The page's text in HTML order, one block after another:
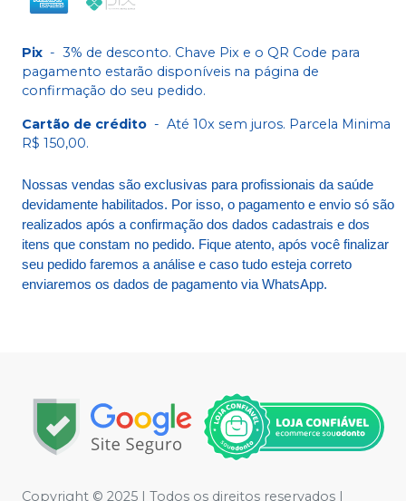
Pix - 3% de desconto. Chave Pix e o QR Code para
pagamento estarão disponíveis na página de
confirmação do seu pedido.
Cartão de crédito - Até 10x sem juros. Parcela Minima
R$ 150,00.
Nossas vendas são exclusivas para profissionais da saúde
devidamente habilitados. Por isso, o pagamento e envio só são
realizados após a confirmação dos dados cadastrais e dos
itens que constam no pedido. Fique atento, após você finalizar
seu pedido faremos a análise e caso tudo esteja correto
enviaremos os dados de pagamento via WhatsApp.
Copyright © 2025 | Todos os direitos reservados |